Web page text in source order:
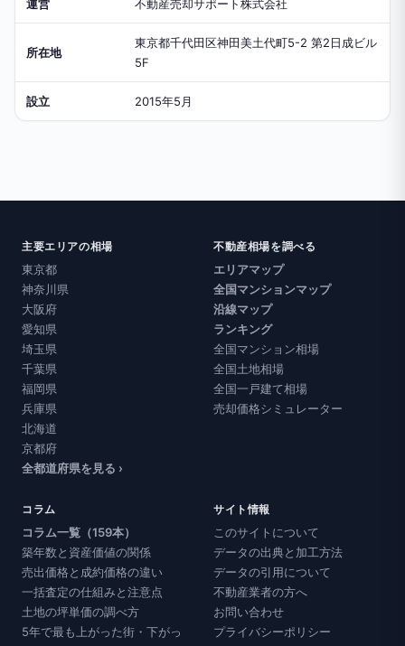
運営 不動産売却サポート株式会社
所在地
東京都千代田区神田美土代町5-2 第2日成ビル
5F
設立 2015年5月
主要エリアの相場
東京都
神奈川県
大阪府
愛知県
埼玉県
千葉県
福岡県
兵庫県
北海道
京都府
全都道府県を見る ›
不動産相場を調べる
エリアマップ
全国マンションマップ
沿線マップ
ランキング
全国マンション相場
全国土地相場
全国一戸建て相場
売却価格シミュレーター
コラム
コラム一覧（159本）
築年数と資産価値の関係
売出価格と成約価格の違い
一括査定の仕組みと注意点
土地の坪単価の調べ方
5年で最も上がった街・下がっ
サイト情報
このサイトについて
データの出典と加工方法
データの引用について
不動産業者の方へ
お問い合わせ
プライバシーポリシー